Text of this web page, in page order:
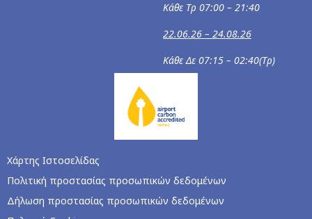
Κάθε Τρ 07:00 – 21:40
22.06.26 – 24.08.26
Κάθε Δε 07:15 – 02:40(Τρ)
Χάρτης Ιστοσελίδας
Πολιτική προστασίας προσωπικών δεδομένων
Δήλωση προστασίας προσωπικών δεδομένων